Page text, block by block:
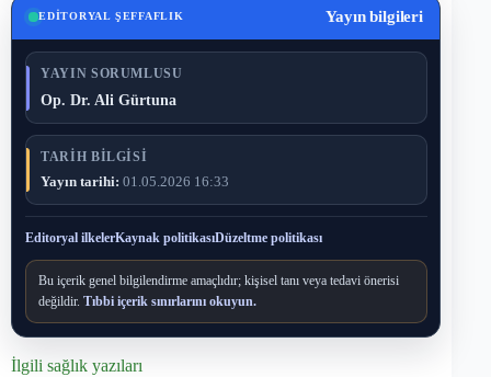
EDITORYAL ŞEFFAFLIK Yayın bilgileri
YAYIN SORUMLUSU
Op. Dr. Ali Gürtuna
TARIH BILGISI
Yayın tarihi: 01.05.2026 16:33
Editoryal ilkelerKaynak politikasıDüzeltme politikası
Bu içerik genel bilgilendirme amaçlıdır; kişisel tanı veya tedavi önerisi
değildir. Tıbbi içerik sınırlarını okuyun.
İlgili sağlık yazıları